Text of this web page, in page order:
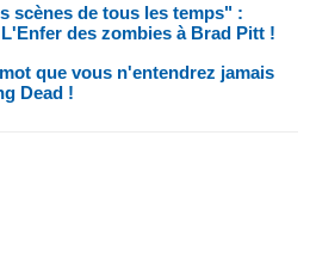
scènes de tous les temps" :
des zombies à Brad Pitt !
que vous n'entendrez jamais
Dead !